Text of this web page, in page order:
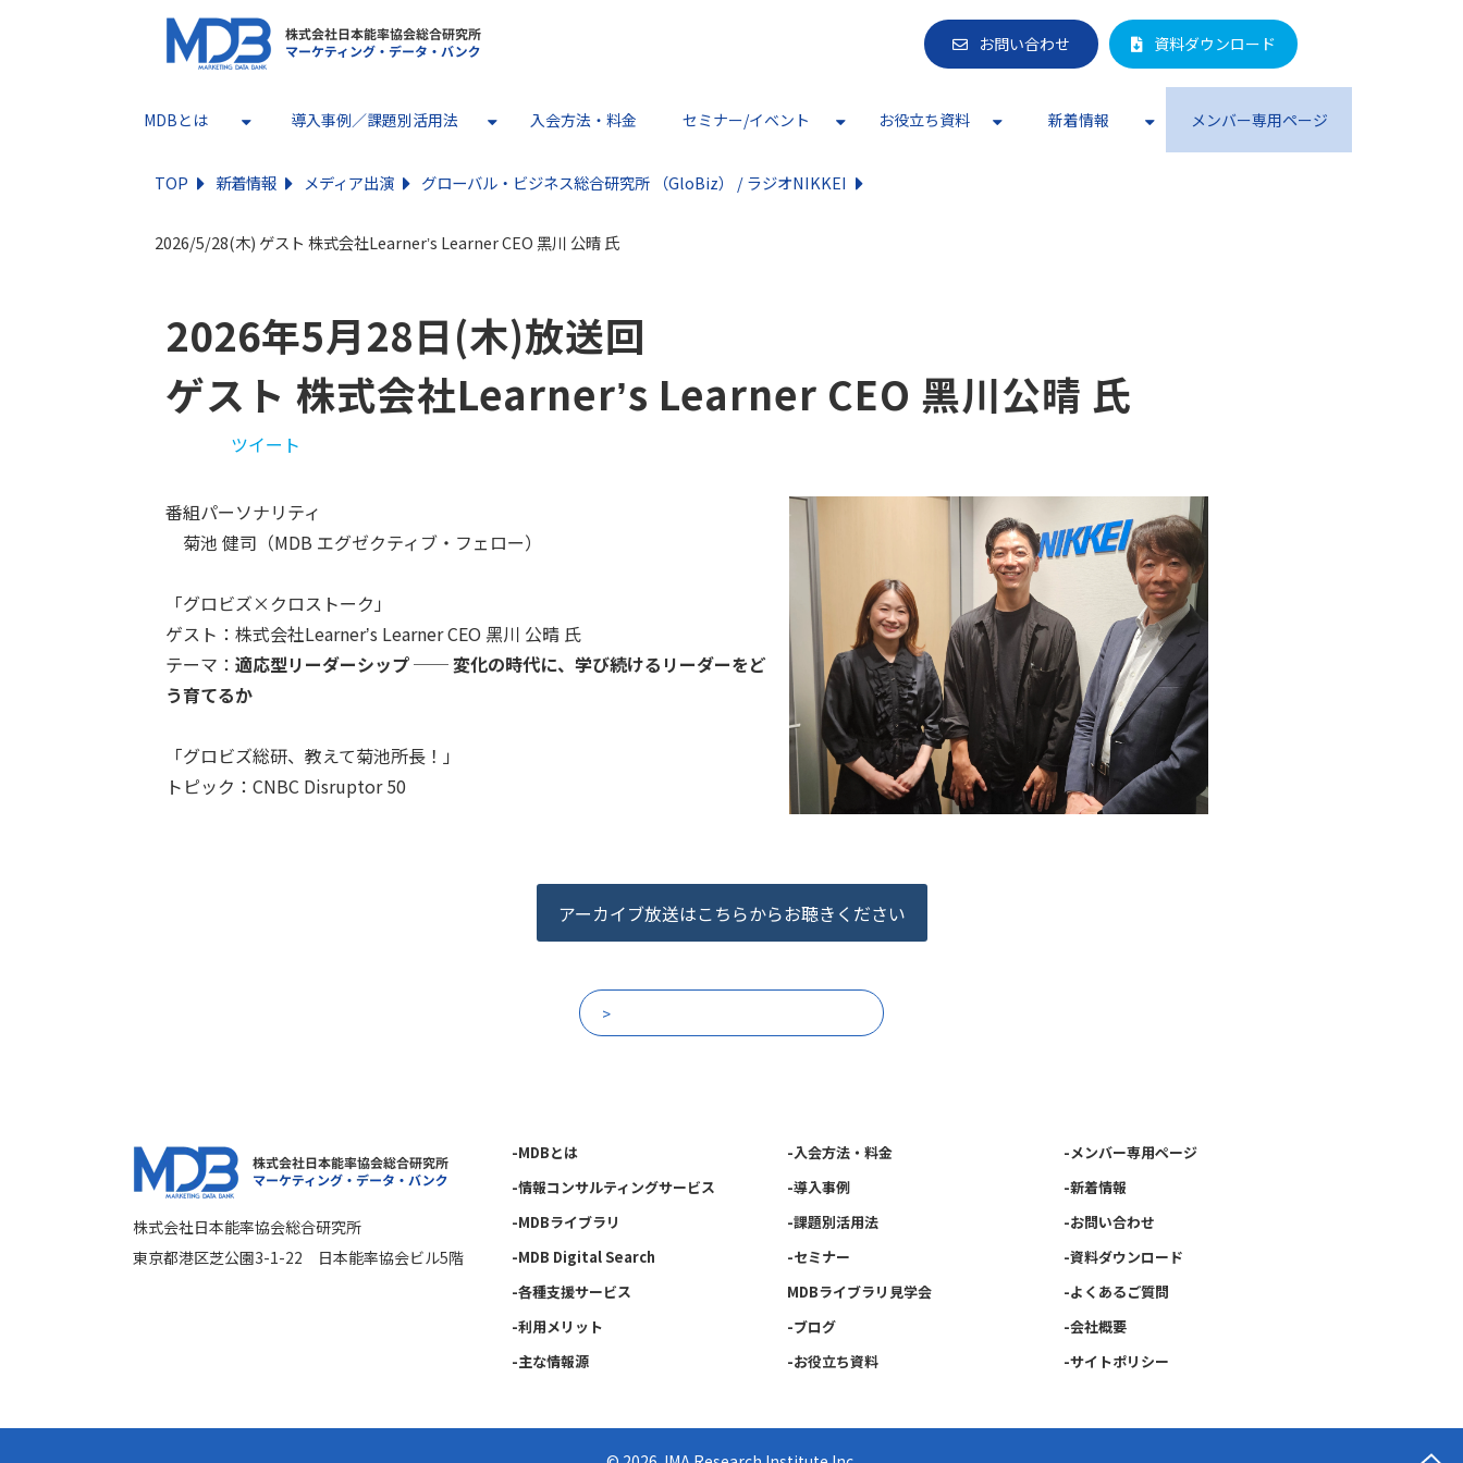
お問い合わせ 資料ダウンロード
MDBとは 導入事例／課題別活用法 入会方法・料金 セミナー/イベント お役立ち資料 新着情報 メンバー専用ページ
TOP 新着情報 メディア出演 グローバル・ビジネス総合研究所 （GloBiz） / ラジオNIKKEI
2026/5/28(木) ゲスト 株式会社Learnerʼs Learner CEO ⿊川 公晴 氏
2026年5月28日(木)放送回
ゲスト 株式会社Learnerʼs Learner CEO ⿊川公晴 氏
ツイート
番組パーソナリティ
菊池 健司（MDB エグゼクティブ・フェロー）
「グロビズ×クロストーク」
ゲスト：株式会社Learnerʼs Learner CEO ⿊川 公晴 氏
テーマ： 適応型リーダーシップ ── 変化の時代に、学び続けるリーダーをど
う育てるか
「グロビズ総研、教えて菊池所長！」
トピック：CNBC Disruptor 50
アーカイブ放送はこちらからお聴きください
株式会社日本能率協会総合研究所
東京都港区芝公園3-1-22 日本能率協会ビル5階
-MDBとは
-情報コンサルティングサービス
-MDBライブラリ
-MDB Digital Search
-各種支援サービス
-利用メリット
-主な情報源
-入会方法・料金
-導入事例
-課題別活用法
-セミナー
MDBライブラリ見学会
-ブログ
-お役立ち資料
-メンバー専用ページ
-新着情報
-お問い合わせ
-資料ダウンロード
-よくあるご質問
-会社概要
-サイトポリシー